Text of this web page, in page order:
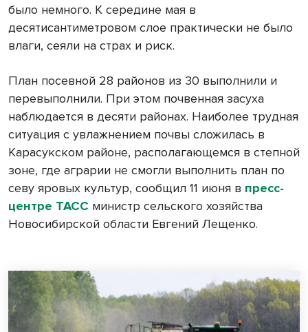
было немного. К середине мая в
десятисантиметровом слое практически не было
влаги, сеяли на страх и риск.
План посевной 28 районов из 30 выполнили и
перевыполнили. При этом почвенная засуха
наблюдается в десяти районах. Наиболее трудная
ситуация с увлажнением почвы сложилась в
Карасукском районе, располагающемся в степной
зоне, где аграрии не смогли выполнить план по
севу яровых культур, сообщил 11 июня в пресс-
центре ТАСС министр сельского хозяйства
Новосибирской области Евгений Лещенко.